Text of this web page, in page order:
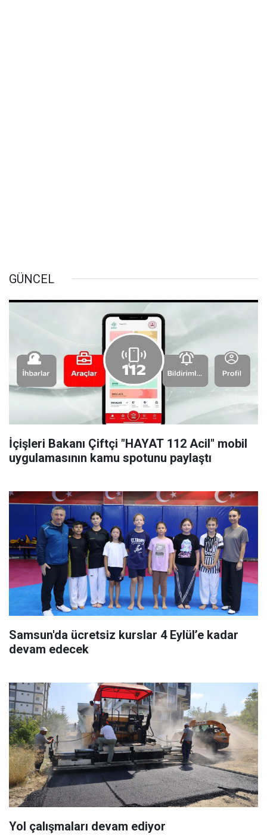
GÜNCEL
İçişleri Bakanı Çiftçi "HAYAT 112 Acil" mobil
uygulamasının kamu spotunu paylaştı
Samsun'da ücretsiz kurslar 4 Eylül’e kadar
devam edecek
Yol çalışmaları devam ediyor